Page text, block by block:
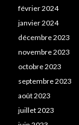
février 2024
janvier 2024
décembre 2023
novembre 2023
octobre 2023
septembre 2023
août 2023
juillet 2023